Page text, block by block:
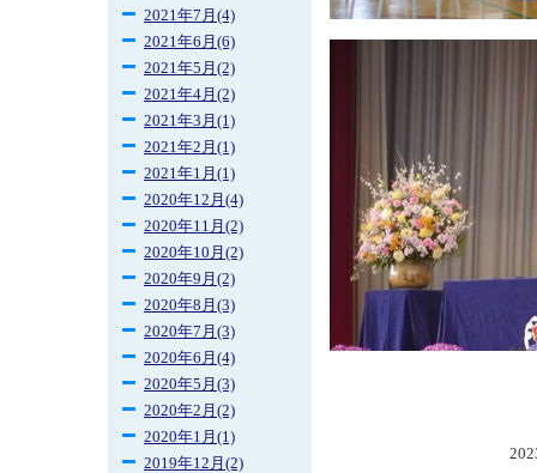
2021年7月(4)
2021年6月(6)
2021年5月(2)
2021年4月(2)
2021年3月(1)
2021年2月(1)
2021年1月(1)
2020年12月(4)
2020年11月(2)
2020年10月(2)
2020年9月(2)
2020年8月(3)
2020年7月(3)
2020年6月(4)
2020年5月(3)
2020年2月(2)
2020年1月(1)
2019年12月(2)